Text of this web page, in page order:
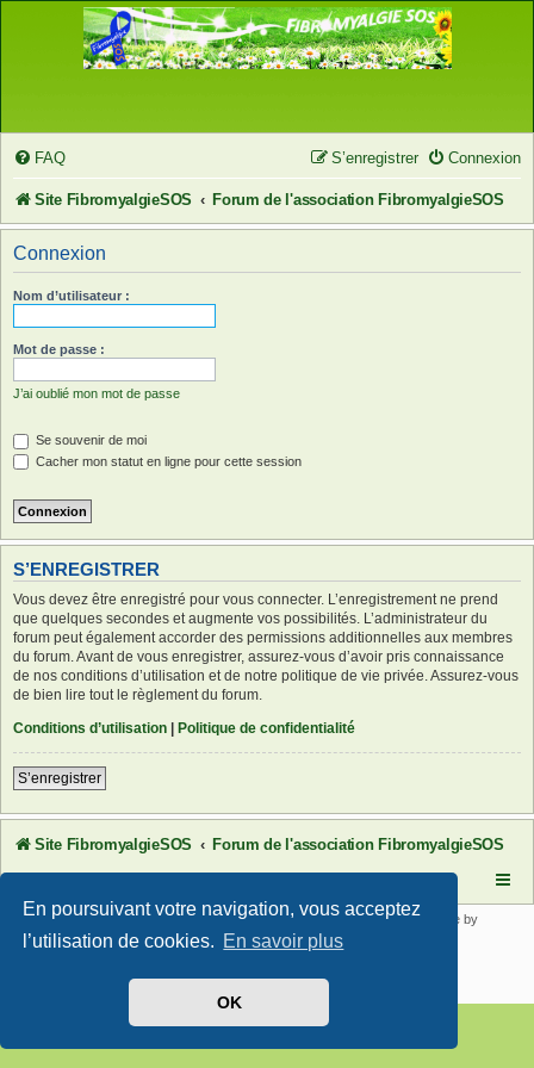
En poursuivant votre navigation, vous acceptez
l’utilisation de cookies. En savoir plus
OK
FAQ Connexion
S’enregistrer
Site FibromyalgieSOS Forum de l'association FibromyalgieSOS
Connexion
Nom d’utilisateur :
Mot de passe :
J’ai oublié mon mot de passe
Se souvenir de moi
Cacher mon statut en ligne pour cette session
S’ENREGISTRER
Vous devez être enregistré pour vous connecter. L’enregistrement ne prend
que quelques secondes et augmente vos possibilités. L’administrateur du
forum peut également accorder des permissions additionnelles aux membres
du forum. Avant de vous enregistrer, assurez-vous d’avoir pris connaissance
de nos conditions d’utilisation et de notre politique de vie privée. Assurez-vous
de bien lire tout le règlement du forum.
Conditions d’utilisation
Politique de confidentialité
S’enregistrer
Site FibromyalgieSOS Forum de l'association FibromyalgieSOS
Développé parphpBB® Forum Software © phpBB Limited | SE Square by
PhpBB3 BBCodes
Confidentialité|Conditions